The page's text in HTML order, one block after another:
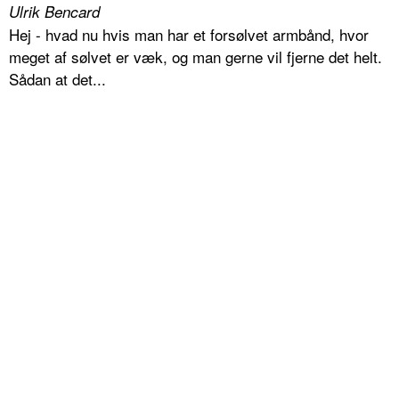
Ulrik Bencard
Hej - hvad nu hvis man har et forsølvet armbånd, hvor
meget af sølvet er væk, og man gerne vil fjerne det helt.
Sådan at det...